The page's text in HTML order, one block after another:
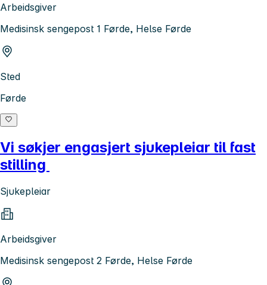
Arbeidsgiver
Medisinsk sengepost 1 Førde, Helse Førde
Sted
Førde
Vi søkjer engasjert sjukepleiar til fast
stilling
Sjukepleiar
Arbeidsgiver
Medisinsk sengepost 2 Førde, Helse Førde